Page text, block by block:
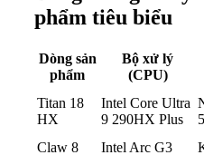
phẩm tiêu biểu
Dòng sản
phẩm
Bộ xử lý
(CPU)
Titan 18
HX
Intel Core Ultra
9 290HX Plus
Claw 8
Intel Arc G3